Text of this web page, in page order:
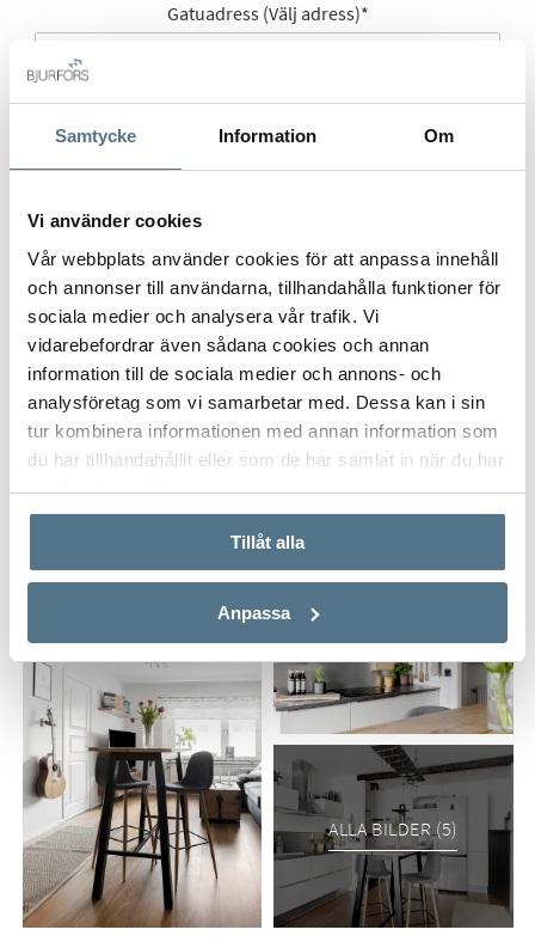
Samtycke Information Om
Vi använder cookies
Vår webbplats använder cookies för att anpassa innehåll
och annonser till användarna, tillhandahålla funktioner för
sociala medier och analysera vår trafik. Vi
vidarebefordrar även sådana cookies och annan
information till de sociala medier och annons- och
analysföretag som vi samarbetar med. Dessa kan i sin
tur kombinera informationen med annan information som
du har tillhandahållit eller som de har samlat in när du har
använt deras tjänster.
Tillåt alla
Anpassa
Gatuadress (Välj adress)*
Postort*
Postnummer*
Ange ditt postnummer (5 siffror utan mellanslag)
ALLA BILDER (5)